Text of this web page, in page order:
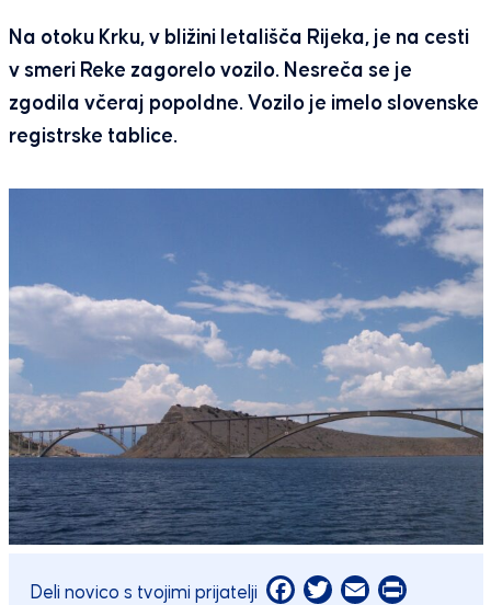
Na otoku Krku, v bližini letališča Rijeka, je na cesti
v smeri Reke zagorelo vozilo. Nesreča se je
zgodila včeraj popoldne. Vozilo je imelo slovenske
registrske tablice.
Deli novico s tvojimi prijatelji Facebook
Twitter
EmailPrint